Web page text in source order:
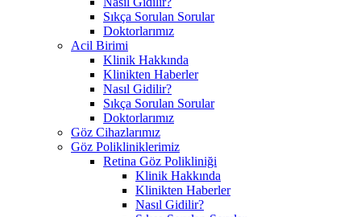
Sıkça Sorulan Sorular
Doktorlarımız
Acil Birimi
Klinik Hakkında
Klinikten Haberler
Nasıl Gidilir?
Sıkça Sorulan Sorular
Doktorlarımız
Göz Cihazlarımız
Göz Polikliniklerimiz
Retina Göz Polikliniği
Klinik Hakkında
Klinikten Haberler
Nasıl Gidilir?